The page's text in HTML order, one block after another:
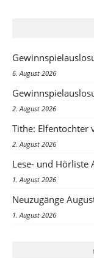
6. August 2026
2. August 2026
Tithe: Elfentochter
2. August 2026
Lese- und Hörliste
1. August 2026
Neuzugänge
1. August 2026